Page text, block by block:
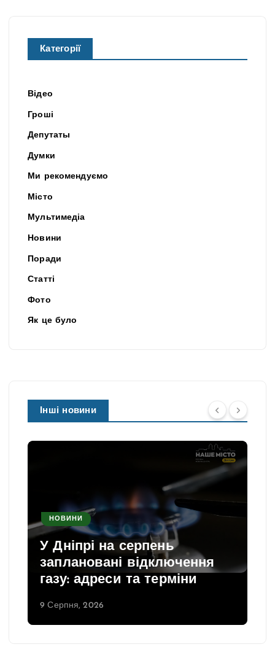
Категорії
Відео
Гроші
Депутаты
Думки
Ми рекомендуємо
Місто
Мультимедіа
Новини
Поради
Статті
Фото
Як це було
Інші новини
НОВИНИ
У Дніпрі на серпень
заплановані відключення
газу: адреси та терміни
9 Серпня, 2026